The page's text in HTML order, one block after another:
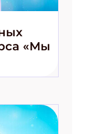
«Мы